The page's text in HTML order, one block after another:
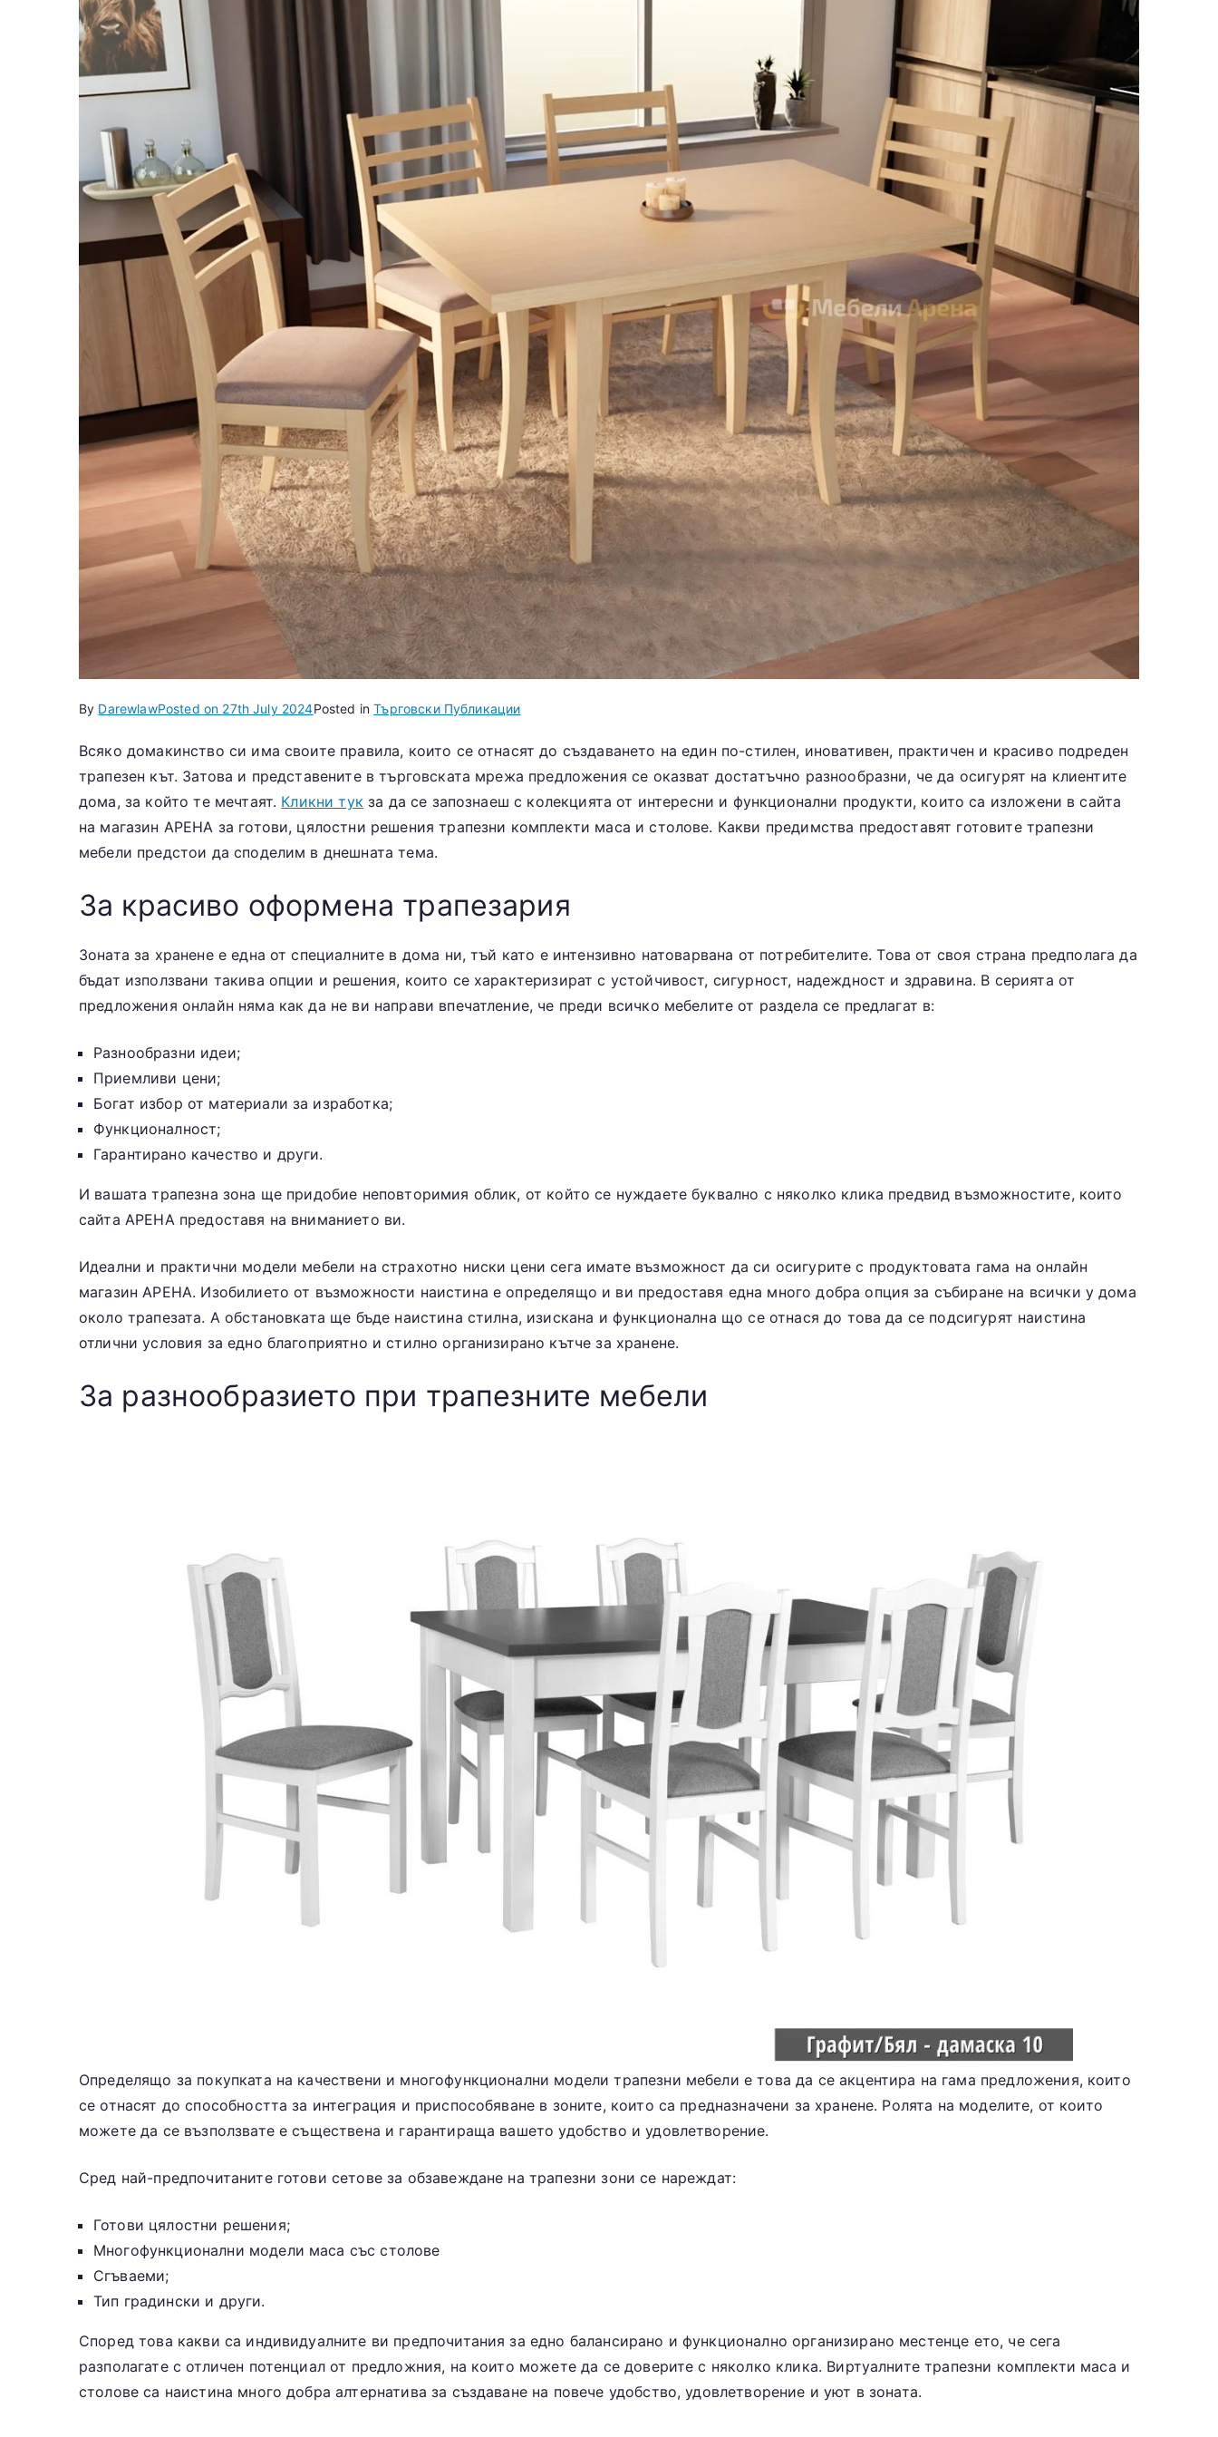
By DarewlawPosted on 27th July 2024Posted inТърговски Публикации
Всяко домакинство си има своите правила, които се отнасят до създаването на един по-стилен, иновативен, практичен и красиво подреден
трапезен кът. Затова и представените в търговската мрежа предложения се оказват достатъчно разнообразни, че да осигурят на клиентите
дома, за който те мечтаят. Кликни тук за да се запознаеш с колекцията от интересни и функционални продукти, които са изложени в сайта
на магазин АРЕНА за готови, цялостни решения трапезни комплекти маса и столове. Какви предимства предоставят готовите трапезни
мебели предстои да споделим в днешната тема.
За красиво оформена трапезария
Зоната за хранене е една от специалните в дома ни, тъй като е интензивно натоварвана от потребителите. Това от своя страна предполага да
бъдат използвани такива опции и решения, които се характеризират с устойчивост, сигурност, надеждност и здравина. В серията от
предложения онлайн няма как да не ви направи впечатление, че преди всичко мебелите от раздела се предлагат в:
Разнообразни идеи;
Приемливи цени;
Богат избор от материали за изработка;
Функционалност;
Гарантирано качество и други.
И вашата трапезна зона ще придобие неповторимия облик, от който се нуждаете буквално с няколко клика предвид възможностите, които
сайта АРЕНА предоставя на вниманието ви.
Идеални и практични модели мебели на страхотно ниски цени сега имате възможност да си осигурите с продуктовата гама на онлайн
магазин АРЕНА. Изобилието от възможности наистина е определящо и ви предоставя една много добра опция за събиране на всички у дома
около трапезата. А обстановката ще бъде наистина стилна, изискана и функционална що се отнася до това да се подсигурят наистина
отлични условия за едно благоприятно и стилно организирано кътче за хранене.
За разнообразието при трапезните мебели
Определящо за покупката на качествени и многофункционални модели трапезни мебели е това да се акцентира на гама предложения, които
се отнасят до способността за интеграция и приспособяване в зоните, които са предназначени за хранене. Ролята на моделите, от които
можете да се възползвате е съществена и гарантираща вашето удобство и удовлетворение.
Сред най-предпочитаните готови сетове за обзавеждане на трапезни зони се нареждат:
Готови цялостни решения;
Многофункционални модели маса със столове
Сгъваеми;
Тип градински и други.
Според това какви са индивидуалните ви предпочитания за едно балансирано и функционално организирано местенце ето, че сега
разполагате с отличен потенциал от предложния, на които можете да се доверите с няколко клика. Виртуалните трапезни комплекти маса и
столове са наистина много добра алтернатива за създаване на повече удобство, удовлетворение и уют в зоната.